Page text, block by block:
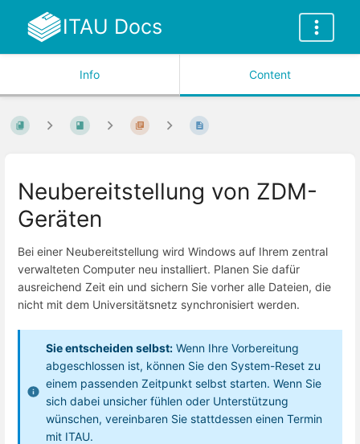
ITAU Docs
Info Content
Neubereitstellung von ZDM-
Geräten
Bei einer Neubereitstellung wird Windows auf Ihrem zentral
verwalteten Computer neu installiert. Planen Sie dafür
ausreichend Zeit ein und sichern Sie vorher alle Dateien, die
nicht mit dem Universitätsnetz synchronisiert werden.
Sie entscheiden selbst: Wenn Ihre Vorbereitung
abgeschlossen ist, können Sie den System-Reset zu
einem passenden Zeitpunkt selbst starten. Wenn Sie
sich dabei unsicher fühlen oder Unterstützung
wünschen, vereinbaren Sie stattdessen einen Termin
mit ITAU.